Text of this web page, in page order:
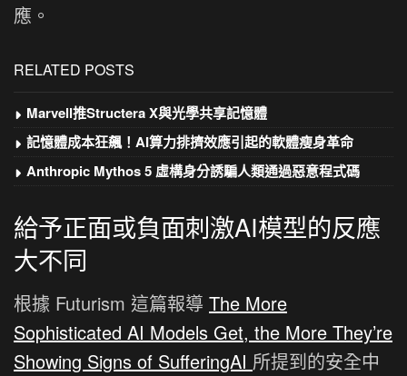
應。
RELATED POSTS
Marvell推Structera X與光學共享記憶體
記憶體成本狂飆！AI算力排擠效應引起的軟體瘦身革命
Anthropic Mythos 5 虛構身分誘騙人類通過惡意程式碼
給予正面或負面刺激AI模型的反應
大不同
根據 Futurism 這篇報導 The More
Sophisticated AI Models Get, the More They’re
Showing Signs of SufferingAI 所提到的安全中